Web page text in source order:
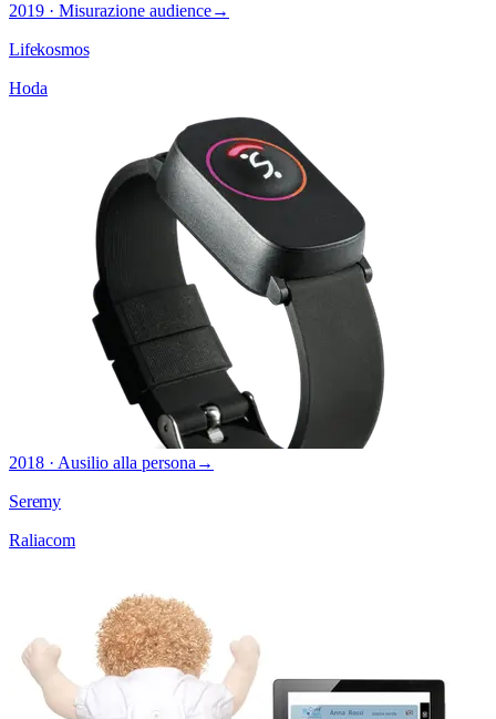
2019 · Misurazione audience→
Lifekosmos
Hoda
2018 · Ausilio alla persona →
Seremy
Raliacom